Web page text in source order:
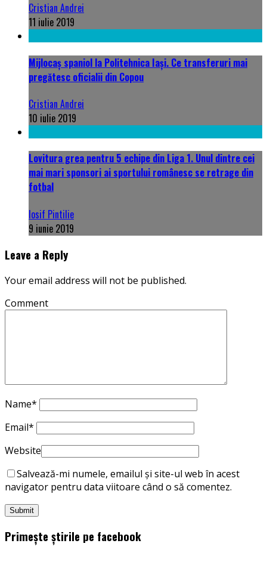
Cristian Andrei
11 iulie 2019
Mijlocaş spaniol la Politehnica Iaşi. Ce transferuri mai
pregătesc oficialii din Copou
Cristian Andrei
10 iulie 2019
Lovitura grea pentru 5 echipe din Liga 1. Unul dintre cei
mai mari sponsori ai sportului românesc se retrage din
fotbal
Iosif Pintilie
9 iunie 2019
Leave a Reply
Your email address will not be published.
Comment
Name*
Email*
Website
Salvează-mi numele, emailul și site-ul web în acest
navigator pentru data viitoare când o să comentez.
Primește știrile pe facebook